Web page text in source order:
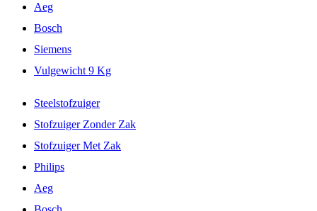
Aeg
Bosch
Siemens
Vulgewicht 9 Kg
Steelstofzuiger
Stofzuiger Zonder Zak
Stofzuiger Met Zak
Philips
Aeg